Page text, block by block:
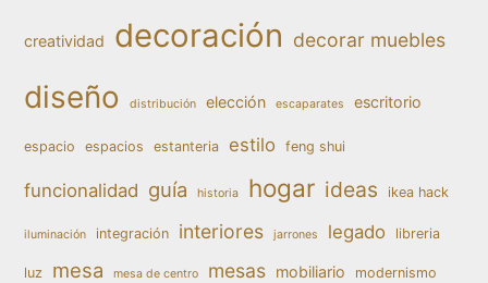
creatividad decoración decorar muebles
diseño distribución elección escaparates escritorio
espacio espacios estanteria estilo feng shui
funcionalidad guía historia hogar ideas ikea hack
iluminación integración interiores jarrones legado libreria
luz mesa mesa de centro mesas mobiliario modernismo